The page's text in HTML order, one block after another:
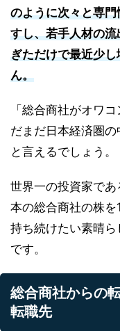
のように次々と専
すし、若手人材の
ぎただけで最近少
ん。
「総合商社がオワ
だまだ日本経済圏
と言えるでしょう。
世界一の投資家で
本の総合商社の株
持ち続けたい素晴
です。
総合商社からの
転職先